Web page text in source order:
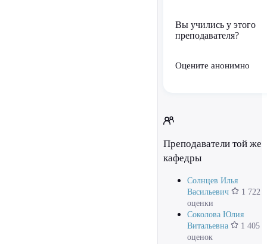
Вы учились у этого
преподавателя?
Оцените анонимно
Преподаватели той же
кафедры
Солнцев Илья
Васильевич
1 722
оценки
Соколова Юлия
Витальевна
1 405
оценок